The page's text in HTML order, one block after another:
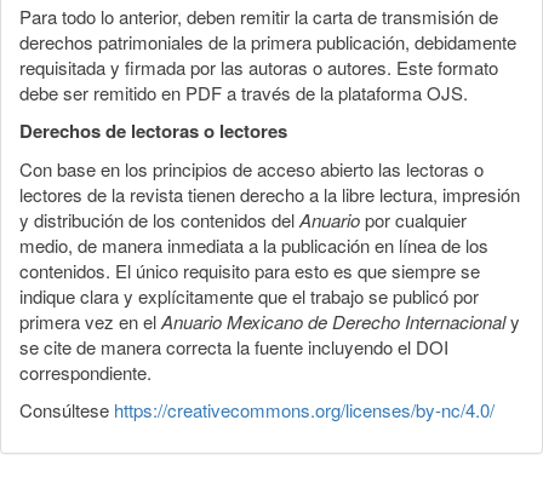
Para todo lo anterior, deben remitir la carta de transmisión de
derechos patrimoniales de la primera publicación, debidamente
requisitada y firmada por las autoras o autores. Este formato
debe ser remitido en PDF a través de la plataforma OJS.
Derechos de lectoras o lectores
Con base en los principios de acceso abierto las lectoras o
lectores de la revista tienen derecho a la libre lectura, impresión
y distribución de los contenidos delAnuariopor cualquier
medio, de manera inmediata a la publicación en línea de los
contenidos. El único requisito para esto es que siempre se
indique clara y explícitamente que el trabajo se publicó por
primera vez en elAnuario Mexicano de Derecho Internacionaly
se cite de manera correcta la fuente incluyendo el DOI
correspondiente.
Consúltese https://creativecommons.org/licenses/by-nc/4.0/